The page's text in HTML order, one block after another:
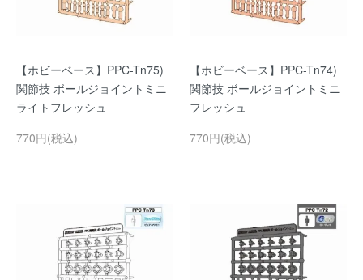
【ホビーベース】PPC-Tn75)
関節技 ボールジョイントミニ
ライトフレッシュ
770円(税込)
【ホビーベース】PPC-Tn74)
関節技 ボールジョイントミニ
フレッシュ
770円(税込)